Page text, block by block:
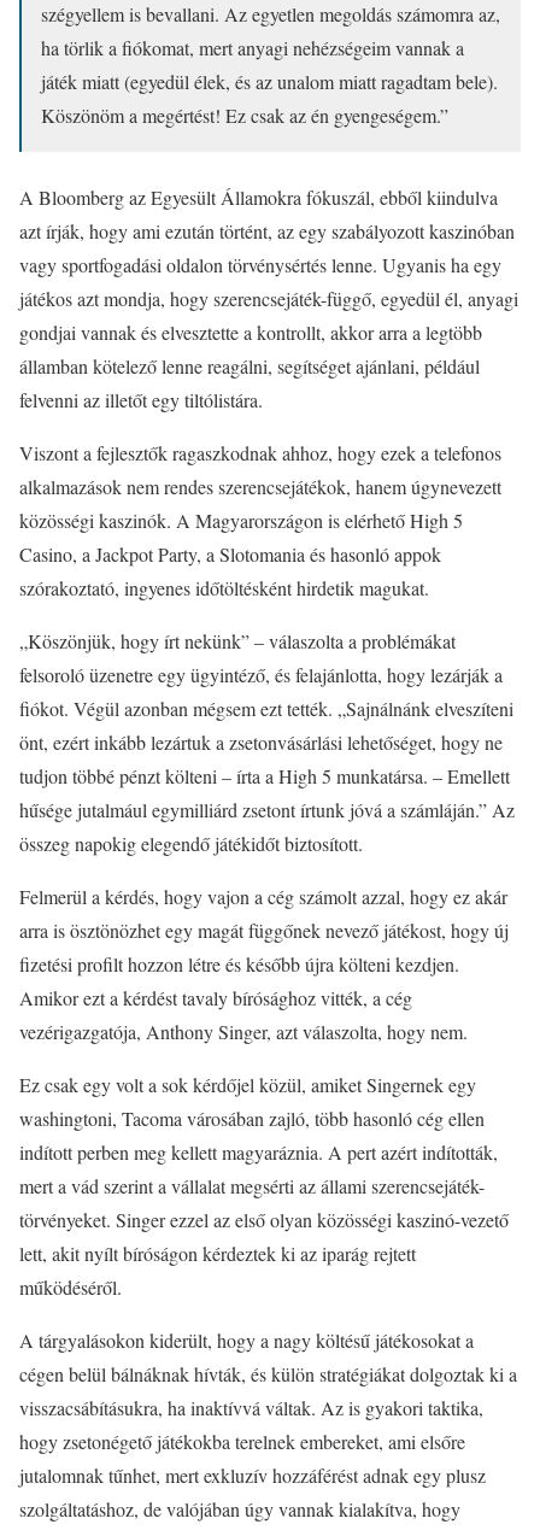
szégyellem is bevallani. Az egyetlen megoldás számomra az,
ha törlik a fiókomat, mert anyagi nehézségeim vannak a
játék miatt (egyedül élek, és az unalom miatt ragadtam bele).
Köszönöm a megértést! Ez csak az én gyengeségem.”
A Bloomberg az Egyesült Államokra fókuszál, ebből kiindulva
azt írják, hogy ami ezután történt, az egy szabályozott kaszinóban
vagy sportfogadási oldalon törvénysértés lenne. Ugyanis ha egy
játékos azt mondja, hogy szerencsejáték-függő, egyedül él, anyagi
gondjai vannak és elvesztette a kontrollt, akkor arra a legtöbb
államban kötelező lenne reagálni, segítséget ajánlani, például
felvenni az illetőt egy tiltólistára.
Viszont a fejlesztők ragaszkodnak ahhoz, hogy ezek a telefonos
alkalmazások nem rendes szerencsejátékok, hanem úgynevezett
közösségi kaszinók. A Magyarországon is elérhető High 5
Casino, a Jackpot Party, a Slotomania és hasonló appok
szórakoztató, ingyenes időtöltésként hirdetik magukat.
„Köszönjük, hogy írt nekünk” – válaszolta a problémákat
felsoroló üzenetre egy ügyintéző, és felajánlotta, hogy lezárják a
fiókot. Végül azonban mégsem ezt tették. „Sajnálnánk elveszíteni
önt, ezért inkább lezártuk a zsetonvásárlási lehetőséget, hogy ne
tudjon többé pénzt költeni – írta a High 5 munkatársa. – Emellett
hűsége jutalmául egymilliárd zsetont írtunk jóvá a számláján.” Az
összeg napokig elegendő játékidőt biztosított.
Felmerül a kérdés, hogy vajon a cég számolt azzal, hogy ez akár
arra is ösztönözhet egy magát függőnek nevező játékost, hogy új
fizetési profilt hozzon létre és később újra költeni kezdjen.
Amikor ezt a kérdést tavaly bírósághoz vitték, a cég
vezérigazgatója, Anthony Singer, azt válaszolta, hogy nem.
Ez csak egy volt a sok kérdőjel közül, amiket Singernek egy
washingtoni, Tacoma városában zajló, több hasonló cég ellen
indított perben meg kellett magyaráznia. A pert azért indították,
mert a vád szerint a vállalat megsérti az állami szerencsejáték-
törvényeket. Singer ezzel az első olyan közösségi kaszinó-vezető
lett, akit nyílt bíróságon kérdeztek ki az iparág rejtett
működéséről.
A tárgyalásokon kiderült, hogy a nagy költésű játékosokat a
cégen belül bálnáknak hívták, és külön stratégiákat dolgoztak ki a
visszacsábításukra, ha inaktívvá váltak. Az is gyakori taktika,
hogy zsetonégető játékokba terelnek embereket, ami elsőre
jutalomnak tűnhet, mert exkluzív hozzáférést adnak egy plusz
szolgáltatáshoz, de valójában úgy vannak kialakítva, hogy